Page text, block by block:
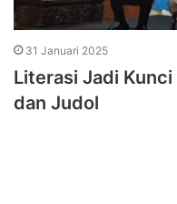
31 Januari 2025
Literasi Jadi
dan Judol